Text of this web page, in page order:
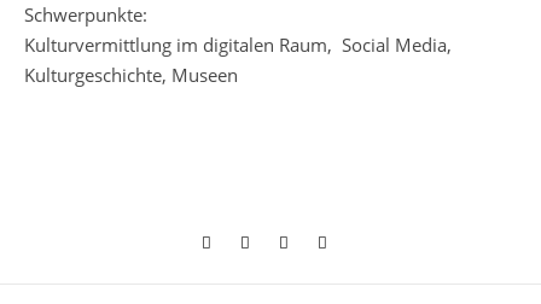
Schwerpunkte:
Kulturvermittlung im digitalen Raum, Social Media,
Kulturgeschichte, Museen